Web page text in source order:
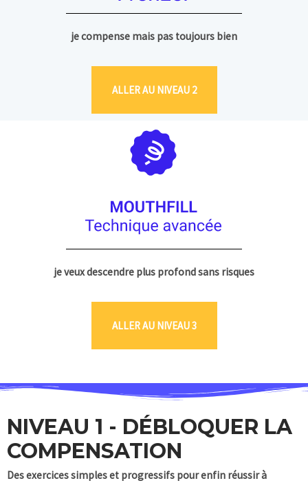
je compense mais pas toujours bien
ALLER AU NIVEAU 2
je veux descendre plus profond sans risques
ALLER AU NIVEAU 3
NIVEAU 1 - DÉBLOQUER LA
COMPENSATION
Des exercices simples et progressifs pour enfin réussir à